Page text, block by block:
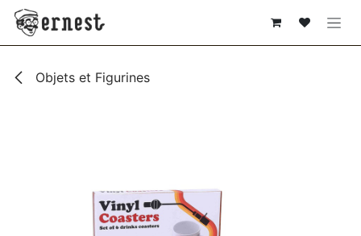
SE RENDRE AU CONTENU
Objets et Figurines